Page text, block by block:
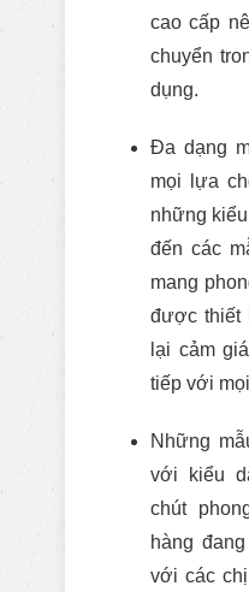
cao cấp
chuyển
dụng.
Đa dạng
mọi lựa
những
đến các
mang
được thiết
lại cảm
tiếp với
Những
với kiểu
chút
hàng
với các